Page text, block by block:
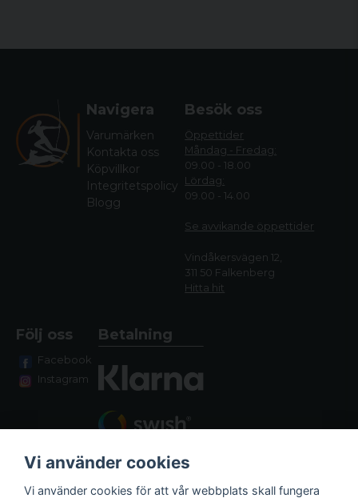
Navigera
Varumärken
Kontakta oss
Köpvillkor
Integritetspolicy
Blogg
Besök oss
Öppettider
Måndag - Fredag:
09.00 - 18.00
Lördag:
09.00 - 14.00
Se avvikande öppettider
Vindåkersvägen 12,
311 50 Falkenberg
Hitta hit
Följ oss
Facebook
Instagram
Betalning
Vi använder cookies
Vi använder cookies för att vår webbplats skall fungera